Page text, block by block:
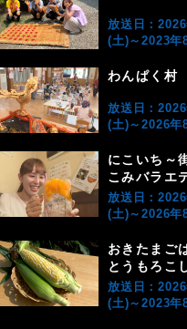
放送日：
(土)～2023年
わんぱく村
放送日：
(土)～2026年
にこいち～
こみバラエ
放送日：
(土)～2026年
おきたまご
とうもろこ
放送日：
(土)～2023年